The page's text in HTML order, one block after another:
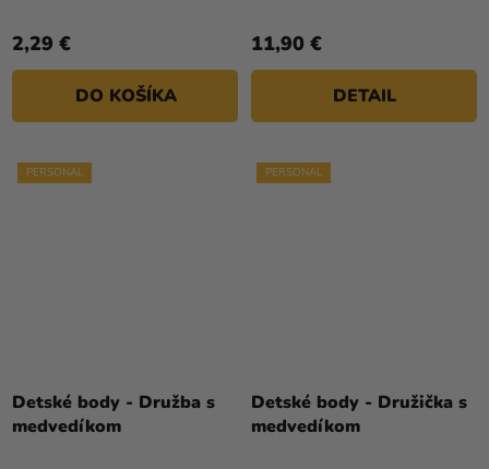
2,29 €
DO KOŠÍKA
11,90 €
DETAIL
PERSONAL
Detské body - Družba s
medvedíkom
PERSONAL
Detské body - Družička s
medvedíkom